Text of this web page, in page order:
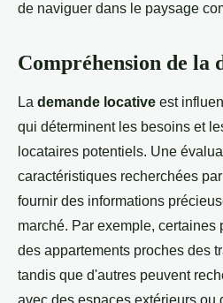
de naviguer dans le paysage
Compréhension de la
La demande locative est
qui déterminent les besoins et
locataires potentiels. Une
caractéristiques recherchées
fournir des informations
marché. Par exemple,
des appartements proches des
tandis que d'autres peuvent